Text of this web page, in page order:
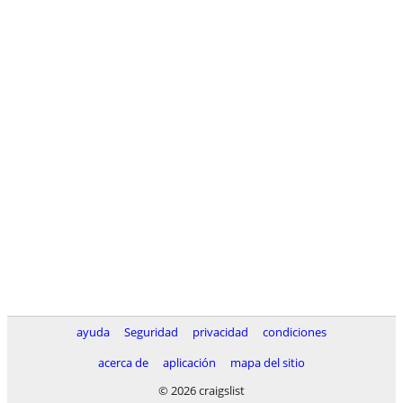
ayuda Seguridad privacidad
condiciones
acerca de
aplicación
mapa del sitio
© 2026 craigslist